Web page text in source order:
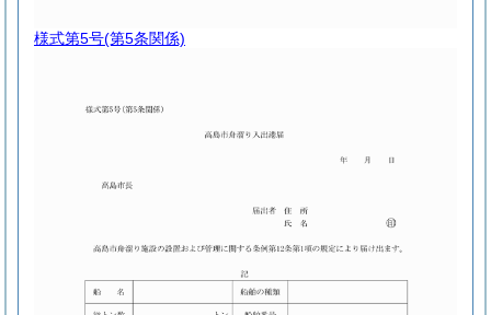
様式第5号(第5条関係)